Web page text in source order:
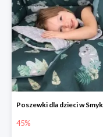
45%